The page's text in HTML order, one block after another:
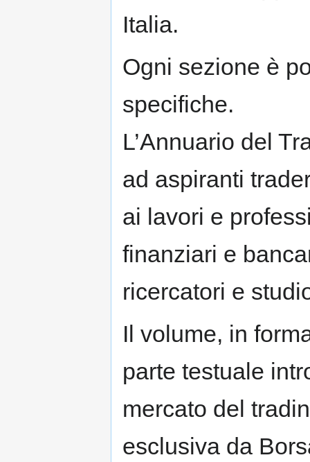
Italia.
Ogni sezione è
specifiche.
L’Annuario del
ad aspiranti
ai lavori e
finanziari e
ricercatori e
Il volume, in
parte testuale
mercato del
esclusiva da